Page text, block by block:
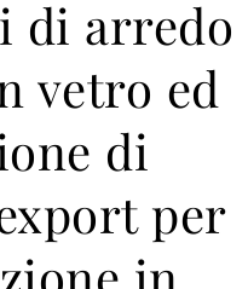
Sophistiqué
tv miroirs
et
di arredo
vetro ed
di
per